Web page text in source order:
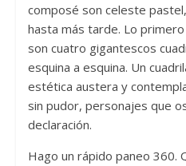
composé son celeste
hasta más tarde. Lo
son cuatro gigantescos
esquina a esquina. Un
estética austera y
sin pudor, personajes que
declaración.
Hago un rápido paneo 360.